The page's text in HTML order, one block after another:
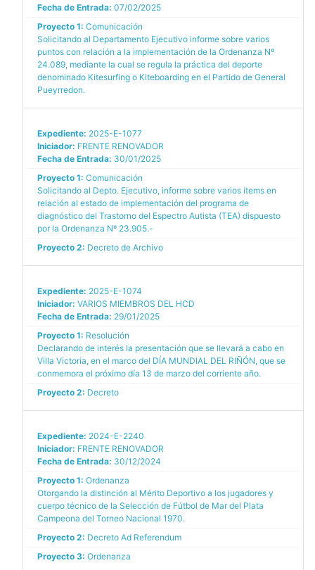
Fecha de Entrada: 07/02/2025
Proyecto 1: Comunicación
Solicitando al Departamento Ejecutivo informe sobre varios
puntos con relación a la implementación de la Ordenanza Nº
24.089, mediante la cual se regula la práctica del deporte
denominado Kitesurfing o Kiteboarding en el Partido de General
Pueyrredon.
Expediente: 2025-E-1077
Iniciador: FRENTE RENOVADOR
Fecha de Entrada: 30/01/2025
Proyecto 1: Comunicación
Solicitando al Depto. Ejecutivo, informe sobre varios ítems en
relación al estado de implementación del programa de
diagnóstico del Trastorno del Espectro Autista (TEA) dispuesto
por la Ordenanza Nº 23.905.-
Proyecto 2: Decreto de Archivo
Expediente: 2025-E-1074
Iniciador: VARIOS MIEMBROS DEL HCD
Fecha de Entrada: 29/01/2025
Proyecto 1: Resolución
Declarando de interés la presentación que se llevará a cabo en
Villa Victoria, en el marco del DÍA MUNDIAL DEL RIÑÓN, que se
conmemora el próximo día 13 de marzo del corriente año.
Proyecto 2: Decreto
Expediente: 2024-E-2240
Iniciador: FRENTE RENOVADOR
Fecha de Entrada: 30/12/2024
Proyecto 1: Ordenanza
Otorgando la distinción al Mérito Deportivo a los jugadores y
cuerpo técnico de la Selección de Fútbol de Mar del Plata
Campeona del Torneo Nacional 1970.
Proyecto 2: Decreto Ad Referendum
Proyecto 3: Ordenanza